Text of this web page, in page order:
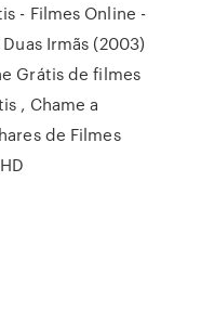
- Filmes Online -
Irmãs (2003)
Grátis de filmes
, Chame a
de Filmes